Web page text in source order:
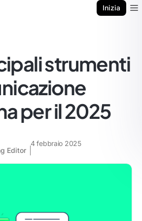
Inizia
strumenti
per il 2025
Editor
4 febbraio 2025